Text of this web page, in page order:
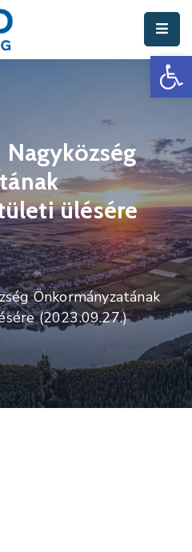
ülésére
Önkormányzatának
(2023.09.27.)